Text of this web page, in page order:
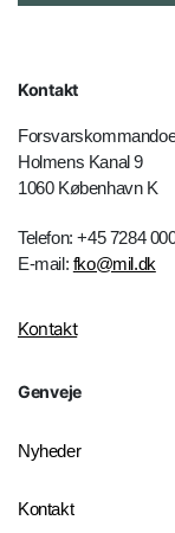
Kontakt
Holmens Kanal 9
1060 København K
Telefon: +45 7284
E-mail: fko@mil.dk
Kontakt
Genveje
Nyheder
Kontakt